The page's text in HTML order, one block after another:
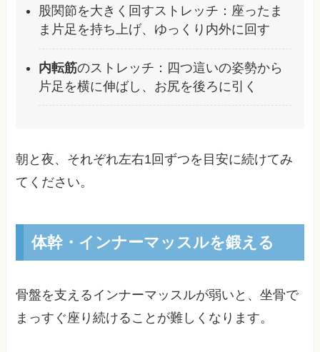
股関節を大きく回すストレッチ：座ったま
ま片足を持ち上げ、ゆっくり内外に回す
内転筋のストレッチ：四つ這いの姿勢から
片足を横に伸ばし、お尻を後ろに引く
朝と夜、それぞれ左右1回ずつを目安に続けてみ
てください。
体幹・インナーマッスルを鍛える
骨盤を支えるインナーマッスルが弱いと、坐骨で
まっすぐ座り続けることが難しくなります。